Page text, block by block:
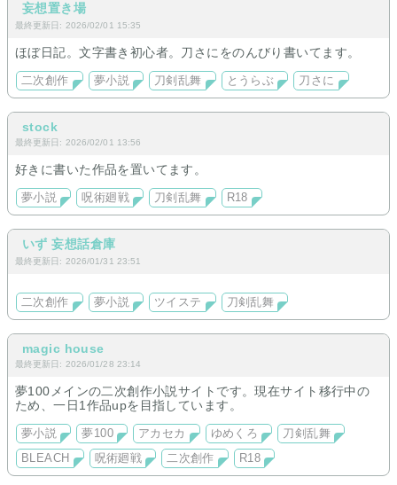
妄想置き場
最終更新日: 2026/02/01 15:35
ほぼ日記。文字書き初心者。刀さにをのんびり書いてます。
二次創作 夢小説 刀剣乱舞 とうらぶ 刀さに
stock
最終更新日: 2026/02/01 13:56
好きに書いた作品を置いてます。
夢小説 呪術廻戦 刀剣乱舞 R18
いず 妄想話倉庫
最終更新日: 2026/01/31 23:51
二次創作 夢小説 ツイステ 刀剣乱舞
magic house
最終更新日: 2026/01/28 23:14
夢100メインの二次創作小説サイトです。現在サイト移行中の
ため、一日1作品upを目指しています。
夢小説 夢100 アカセカ ゆめくろ
刀剣乱舞
BLEACH
呪術廻戦 二次創作 R18